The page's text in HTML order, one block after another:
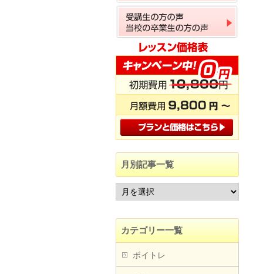
月別記事一覧
カテゴリー一覧
ボイトレ